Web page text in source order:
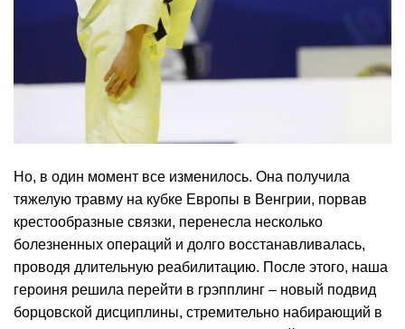
Но, в один момент все изменилось. Она получила
тяжелую травму на кубке Европы в Венгрии, порвав
крестообразные связки, перенесла несколько
болезненных операций и долго восстанавливалась,
проводя длительную реабилитацию. После этого, наша
героиня решила перейти в грэпплинг – новый подвид
борцовской дисциплины, стремительно набирающий в